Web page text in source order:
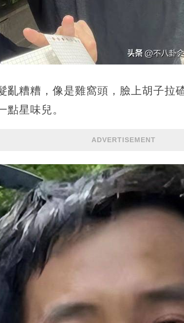
亂糟糟，像是雞窩頭，臉上胡子拉
點星味兒。
ADVERTISEMENT